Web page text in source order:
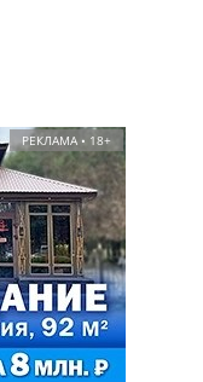
РЕКЛАМА • 18+